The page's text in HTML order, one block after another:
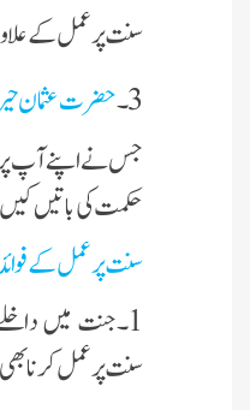
سنت پر عمل کے
3۔ حضرت عثمان
جس نے اپنے آپ پر
حکمت کی باتیں
سنت پر عمل کے
1۔جنت میں
سنت پر عمل کرنا